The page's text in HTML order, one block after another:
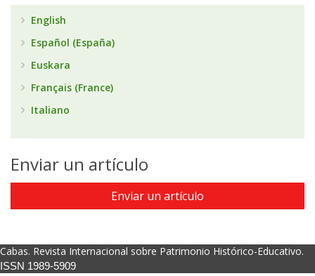
English
Español (España)
Euskara
Français (France)
Italiano
Enviar un artículo
Enviar un artículo
Cabas. Revista Internacional sobre Patrimonio Histórico-Educativo.
ISSN 1989-5909